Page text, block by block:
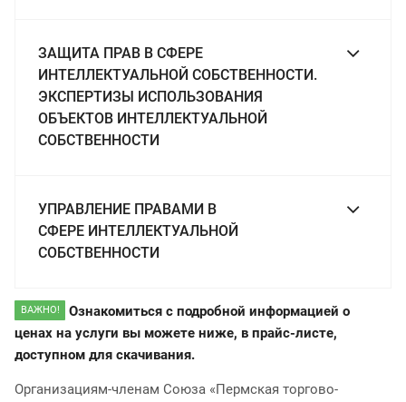
ЗАЩИТА ПРАВ В СФЕРЕ
ИНТЕЛЛЕКТУАЛЬНОЙ СОБСТВЕННОСТИ.
ЭКСПЕРТИЗЫ ИСПОЛЬЗОВАНИЯ
ОБЪЕКТОВ ИНТЕЛЛЕКТУАЛЬНОЙ
СОБСТВЕННОСТИ
УПРАВЛЕНИЕ ПРАВАМИ В
СФЕРЕ ИНТЕЛЛЕКТУАЛЬНОЙ
СОБСТВЕННОСТИ
ВАЖНО!
Ознакомиться с подробной информацией о
ценах на услуги вы можете ниже, в прайс-листе,
доступном для скачивания.
Организациям-членам Союза «Пермская торгово-